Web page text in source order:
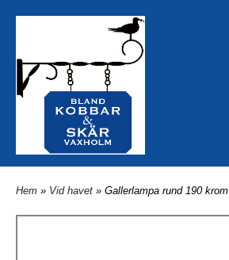
Hem » Vid havet » Gallerlampa rund 190 krom